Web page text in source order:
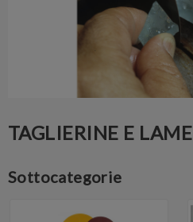
TAGLIERINE E LAME
Sottocategorie